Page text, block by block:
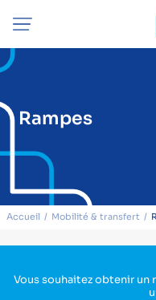
Rampes
Accueil Mobilité & transfert
Vous souhaitez obtenir un